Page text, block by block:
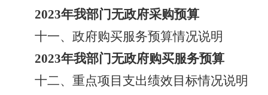
2023年我部门 无政府采购预算
十一、政府购买服务预算情况说明
2023年我部门 无政府购买服务预算
十二、 重点项目支出绩效目标情况说明